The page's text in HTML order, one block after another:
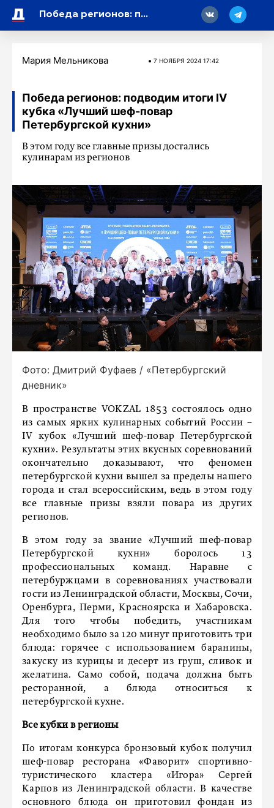
Победа регионов: подводим итоги IV кубка «Лучший шеф-повар Петербургской кухни»
Мария Мельникова 7 НОЯБРЯ 2024 17:42
Победа регионов: подводим итоги IV
кубка «Лучший шеф-повар
Петербургской кухни»
В этом году все главные призы достались
кулинарам из регионов
Фото: Дмитрий Фуфаев / «Петербургский
дневник»
В пространстве VOKZAL 1853 состоялось одно
из самых ярких кулинарных событий России –
IV кубок «Лучший шеф-повар Петербургской
кухни». Результаты этих вкусных соревнований
окончательно доказывают, что феномен
петербургской кухни вышел за пределы нашего
города и стал всероссийским, ведь в этом году
все главные призы взяли повара из других
регионов.
В этом году за звание «Лучший шеф-повар
Петербургской кухни» боролось 13
профессиональных команд. Наравне с
петербуржцами в соревнованиях участвовали
гости из Ленинградской области, Москвы, Сочи,
Оренбурга, Перми, Красноярска и Хабаровска.
Для того чтобы победить, участникам
необходимо было за 120 минут приготовить три
блюда: горячее с использованием баранины,
закуску из курицы и десерт из груш, сливок и
желатина. Само собой, подача должна быть
ресторанной, а блюда относиться к
петербургской кухне.
Все кубки в регионы
По итогам конкурса бронзовый кубок получил
шеф-повар ресторана «Фаворит» спортивно-
туристического кластера «Игора» Сергей
Карпов из Ленинградской области. В качестве
основного блюда он приготовил фондан из